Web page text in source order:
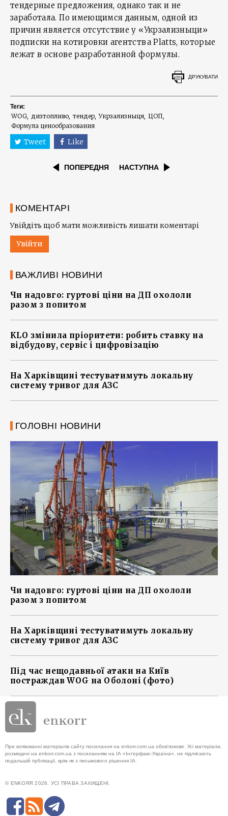
тендерные предложения, однако так и не
заработала. По имеющимся данным, одной из
причин является отсутствие у «Укрзализныци»
подписки на котировки агентства Platts, которые
лежат в основе разработанной формулы.
ДРУКУВАТИ
Теги:
WOG дизтопливо тендер Укрзализныця ЦОП
Формула ценообразования
Tweet Like
ПОПЕРЕДНЯ НАСТУПНА
КОМЕНТАРІ
Увійдіть щоб мати можливість лишати коментарі
Увійти
ВАЖЛИВІ НОВИНИ
Чи надовго: гуртові ціни на ДП охололи
разом з попитом
KLO змінила пріоритети: робить ставку на
відбудову, сервіс і цифровізацію
На Харківщині тестуватимуть локальну
систему тривог для АЗС
ГОЛОВНІ НОВИНИ
Чи надовго: гуртові ціни на ДП охололи
разом з попитом
На Харківщині тестуватимуть локальну
систему тривог для АЗС
Під час нещодавньої атаки на Київ
постраждав WOG на Оболоні (фото)
При копіюванні матеріалів сайту посилання на enkorr.com.ua обов'язкове. Усі матеріали,
розміщені на enkorr.com.ua з посиланням на ІА «Інтерфакс-Україна», не підлягають
подальшій публікації, крім як з письмового рішення ІА.
© ENKORR 2026. УСІ ПРАВА ЗАХИЩЕНІ.